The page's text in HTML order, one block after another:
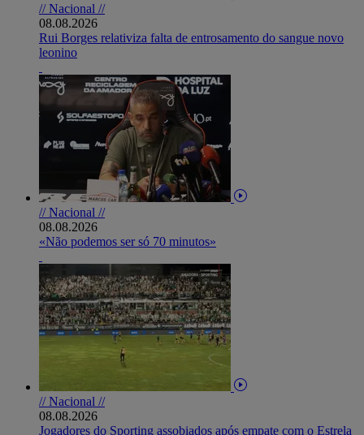
// Nacional //
08.08.2026
Rui Borges relativiza falta de entrosamento do sangue novo
leonino
// Nacional //
08.08.2026
«Não podemos ser só 70 minutos»
// Nacional //
08.08.2026
Jogadores do Sporting assobiados após empate com o Estrela